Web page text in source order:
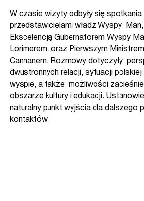
W czasie wizyty odbyły się
przedstawicielami władz Wyspy
Ekscelencją Gubernatorem Wyspy
Lorimerem, oraz Pierwszym
Cannanem. Rozmowy dotyczyły
dwustronnych relacji, sytuacji polskiej
wyspie, a także możliwości
obszarze kultury i edukacji.
naturalny punkt wyjścia dla dalszego
kontaktów.